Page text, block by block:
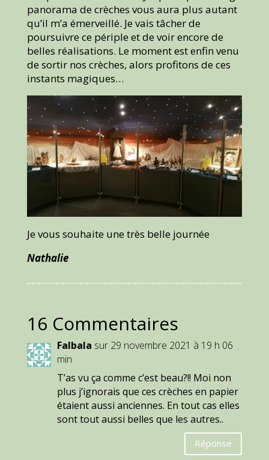
panorama de crèches vous aura plus autant
qu’il m’a émerveillé. Je vais tâcher de
poursuivre ce périple et de voir encore de
belles réalisations. Le moment est enfin venu
de sortir nos crèches, alors profitons de ces
instants magiques…
Je vous souhaite une très belle journée
Nathalie
16 Commentaires
Falbala sur 29 novembre 2021 à 19 h 06
min
T’as vu ça comme c’est beau?!! Moi non
plus j’ignorais que ces crèches en papier
étaient aussi anciennes. En tout cas elles
sont tout aussi belles que les autres..
Réponse